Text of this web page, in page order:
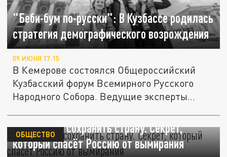
"Беби-бум по-русски": В Кузбассе родилась
стратегия демографического возрождения
09 ИЮНЯ 17:15
В Кемерове состоялся Общероссийский
Кузбасский форум Всемирного Русского
Народного Собора. Ведущие эксперты...
Три метода сохранить страну. Секрет,
который спасёт Россию от вымирания
ОБЩЕСТВО